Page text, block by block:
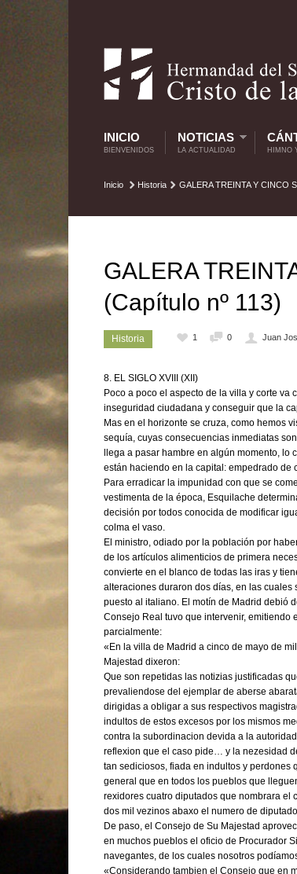
INICIO
BIENVENIDOS
NOTICIAS
LA ACTUALIDAD HIMNO
Inicio Historia GALERA TREINTA Y CINCO
GALERA
(Capítulo nº 113)
Historia 1 0 Juan
EL SIGLO XVIII (XII)
Poco a poco el aspecto de la villa y corte
inseguridad ciudadana y conseguir que la
Mas en el horizonte se cruza, como hemos
sequía, cuyas consecuencias inmediatas
llega a pasar hambre en algún momento,
están haciendo en la capital: empedrado de
Para erradicar la impunidad con que se
vestimenta de la época, Esquilache
decisión por todos conocida de modificar
colma el vaso.
El ministro, odiado por la población por
de los artículos alimenticios de primera
convierte en el blanco de todas las iras y
alteraciones duraron dos días, en las cuales
puesto al italiano. El motín de Madrid debió
Consejo Real tuvo que intervenir, emitiendo
parcialmente:
«En la villa de Madrid a cinco de mayo de
Majestad dixeron:
Que son repetidas las notizias justificadas
prevaliendose del ejemplar de aberse
dirigidas a obligar a sus respectivos
indultos de estos excesos por los mismos
contra la subordinacion devida a la
reflexion que el caso pide… y la nezesidad
tan sediciosos, fiada en indultos y
general que en todos los pueblos que
rexidores cuatro diputados que nombrara
dos mil vezinos abaxo el numero de
De paso, el Consejo de Su Majestad
en muchos pueblos el oficio de Procurador
navegantes, de los cuales nosotros
«Considerando tambien el Consejo que en